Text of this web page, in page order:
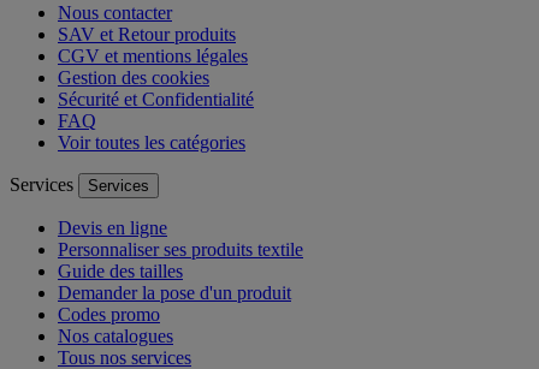
Nous contacter
SAV et Retour produits
CGV et mentions légales
Gestion des cookies
Sécurité et Confidentialité
FAQ
Voir toutes les catégories
Services Services
Devis en ligne
Personnaliser ses produits textile
Guide des tailles
Demander la pose d'un produit
Codes promo
Nos catalogues
Tous nos services